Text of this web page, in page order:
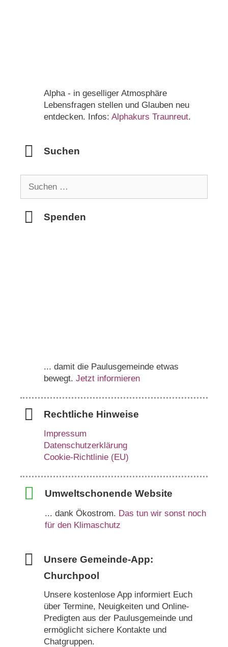
Alpha - in geselliger Atmosphäre
Lebensfragen stellen und Glauben neu
entdecken. Infos: Alphakurs Traunreut.
Suchen
Spenden
... damit die Paulusgemeinde etwas
bewegt. Jetzt informieren
Rechtliche Hinweise
Impressum
Datenschutzerklärung
Cookie-Richtlinie (EU)
Umweltschonende Website
... dank Ökostrom. Das tun wir sonst noch
für den Klimaschutz
Unsere Gemeinde-App:
Churchpool
Unsere kostenlose App informiert Euch
über Termine, Neuigkeiten und Online-
Predigten aus der Paulusgemeinde und
ermöglicht sichere Kontakte und
Chatgruppen.